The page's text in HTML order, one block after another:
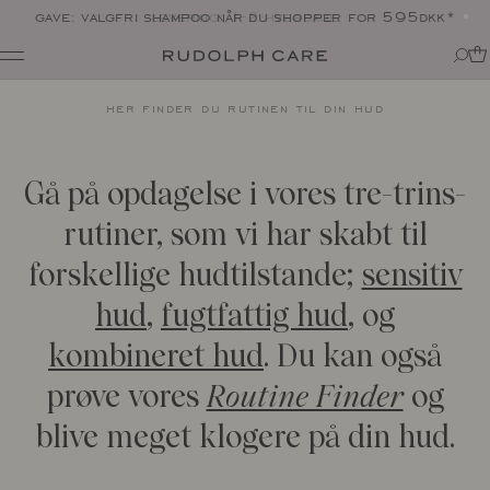
levering: 1-2 hverdage
Målrettet pleje
The Icon: Açai Facial Oil
Bestsellers
Online Exclusive
Tips + tricks
Alle
Find dit produkt-match
SPF i din rutine
Til din kære krop
Eksperterne
Journal
Interviews
Events
Om Rudolph Care
Vores historie
Vidunderbærret açai
Ingredienser
Ansvarlighed
Certificeringer
Made in Denmark
Amazonas
Club
her finder du rutinen til din hud
Gå på opdagelse i vores tre-trins-
rutiner, som vi har skabt til
forskellige hudtilstande; sensitiv
hud, fugtfattig hud, og
kombineret hud. Du kan også
prøve vores Routine Finderog
blive meget klogere på din hud.